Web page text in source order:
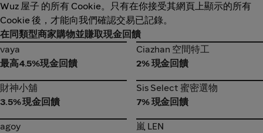
Wuz 屋子 的所有 Cookie。只有在你接受其網頁上顯示的所有
Cookie 後，才能向我們確認交易已記錄。
在同類型商家購物並賺取現金回饋
vaya
vaya
最高4.5%現金回饋
Ciazhan 空間特工
Ciazhan 空間特工
2% 現金回饋
財神小舖
財神小舖
3.5% 現金回饋
Sis Select 蜜密選物
Sis Select 蜜密選物
7% 現金回饋
agoy
agoy
嵐 LEN
嵐 LEN